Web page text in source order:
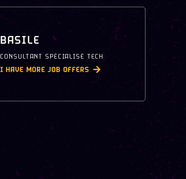
BASILE
CONSULTANT SPÉCIALISÉ TECH
I HAVE MORE JOB OFFERS